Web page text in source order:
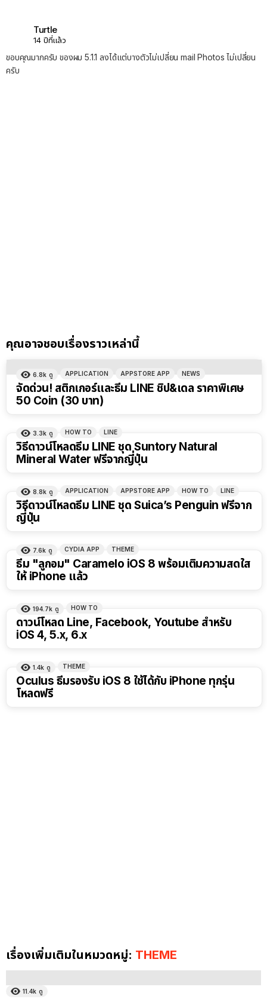
Turtle
14 ปีที่แล้ว
ขอบคุณมากครับ ของผม 5.1.1 ลงได้แต่บางตัวไม่เปลี่ยน mail Photos ไม่เปลี่ยน
ครับ
คุณอาจชอบเรื่องราวเหล่านี้
6.8k ดู APPLICATION APPSTORE APP NEWS
จัดด่วน! สติกเกอร์และธีม LINE ชิป&เดล ราคาพิเศษ
50 Coin (30 บาท)
3.3k ดู HOW TO LINE
วิธีดาวน์โหลดธีม LINE ชุด Suntory Natural
Mineral Water ฟรีจากญี่ปุ่น
8.8k ดู APPLICATION APPSTORE APP HOW TO LINE
วิธีดาวน์โหลดธีม LINE ชุด Suica’s Penguin ฟรีจาก
ญี่ปุ่น
7.6k ดู CYDIA APP THEME
ธีม "ลูกอม" Caramelo iOS 8 พร้อมเติมความสดใส
ให้ iPhone แล้ว
194.7k ดู HOW TO
ดาวน์โหลด Line, Facebook, Youtube สำหรับ
iOS 4, 5.x, 6.x
1.4k ดู THEME
Oculus ธีมรองรับ iOS 8 ใช้ได้กับ iPhone ทุกรุ่น
โหลดฟรี
เรื่องเพิ่มเติมในหมวดหมู่: THEME
11.4k ดู